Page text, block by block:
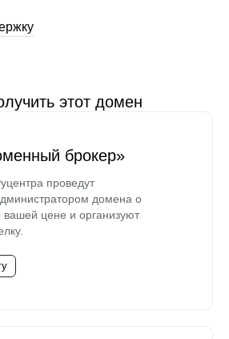
этот домен
брокер»
проведут
домена о
вашей цене и организуют